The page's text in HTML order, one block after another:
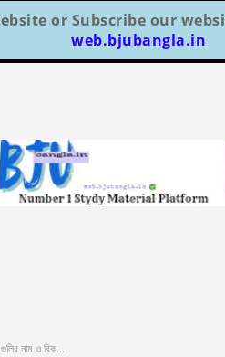
or Subscribe our
web.bjubangla.in